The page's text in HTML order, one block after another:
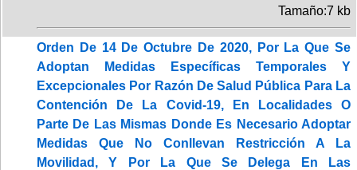
Tamaño:7 kb
Orden De 14 De Octubre De 2020, Por La Que Se
Adoptan Medidas Específicas Temporales Y
Excepcionales Por Razón De Salud Pública Para La
Contención De La Covid-19, En Localidades O
Parte De Las Mismas Donde Es Necesario Adoptar
Medidas Que No Conllevan Restricción A La
Movilidad, Y Por La Que Se Delega En Las